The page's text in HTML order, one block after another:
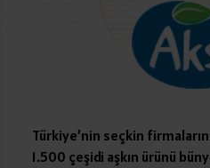
Türkiye’nin seçkin
1.500 çeşidi aşkın ürünü